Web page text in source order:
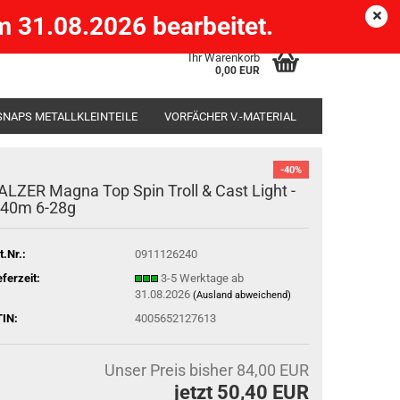
) Kundenlogin
Ihr Warenkorb
0,00 EUR
31.08.2026 bearbeitet.
METALLKLEINTEILE VORFÄCHER V.-MATERIAL
-40%
Magna Top Spin Troll & Cast Light -
6-28g
0911126240
3-5 Werktage ab
31.08.2026 (Ausland abweichend)
4005652127613
Unser Preis bisher 84,00 EUR
jetzt 50,40 EUR